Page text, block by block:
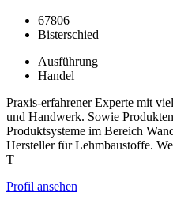
67806
Bisterschied
Ausführung
Handel
Praxis-erfahrener Experte mit
und Handwerk. Sowie
Produktsysteme im Bereich
Hersteller für Lehmbaustoffe.
T
Profil ansehen